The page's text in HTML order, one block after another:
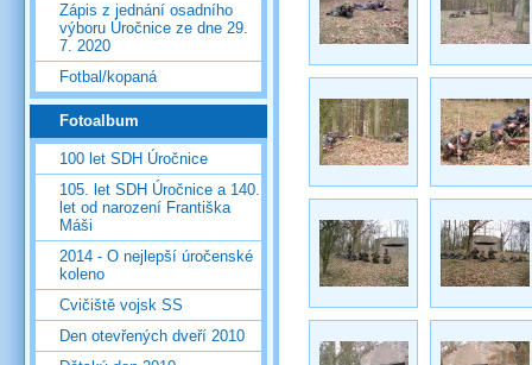
Zápis z jednání osadního
výboru Úročnice ze dne 29.
7. 2020
Fotbal/kopaná
Fotoalbum
100 let SDH Úročnice
105. let SDH Úročnice a 140.
let od narození Františka
Máši
2014 - O nejlepší úročenské
koleno
Cvičiště vojsk SS
Den otevřených dveří 2010